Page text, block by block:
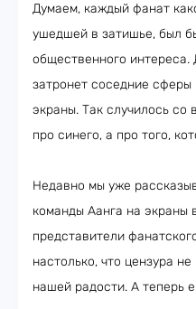
Думаем, каждый фанат
ушедшей в затишье, был
общественного интереса.
затронет соседние сферы
экраны. Так случилось
про синего, а про того,
Недавно мы уже
команды Аанга на экраны
представители
настолько, что цензура
нашей радости. А теперь